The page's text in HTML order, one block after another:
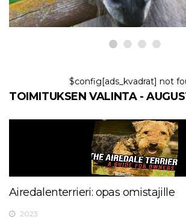
$config[ads_kvadrat] not
TOIMITUKSEN VALINTA -
Airedalenterrieri: opas omistajille
2023